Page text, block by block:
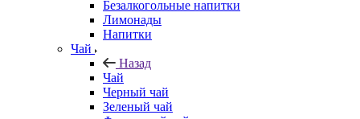
Безалкогольные напитки
Лимонады
Напитки
Чай
Назад
Чай
Черный чай
Зеленый чай